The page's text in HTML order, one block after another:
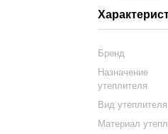
Бренд
Назначение
утеплителя
Вид утеплителя
Материал